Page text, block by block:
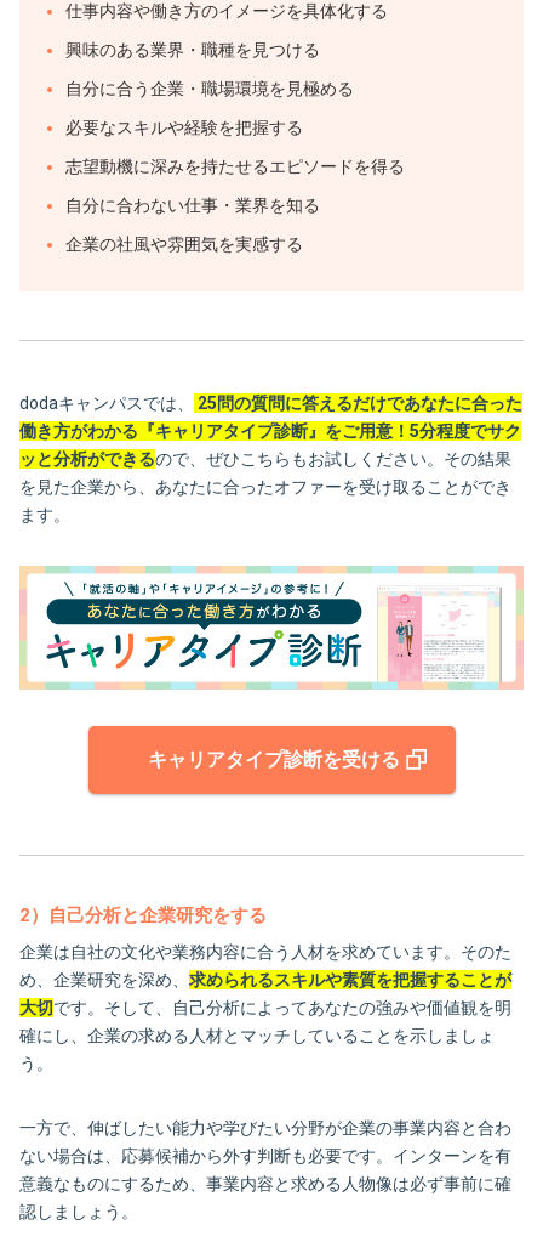
仕事内容や働き方のイメージを具体化する
興味のある業界・職種を見つける
自分に合う企業・職場環境を見極める
必要なスキルや経験を把握する
志望動機に深みを持たせるエピソードを得る
自分に合わない仕事・業界を知る
企業の社風や雰囲気を実感する
dodaキャンパスでは、
25問の質問に答えるだけであなたに合った
働き方がわかる『キャリアタイプ診断』をご用意！5分程度でサク
ッと分析ができるので、ぜひこちらもお試しください。その結果
を見た企業から、あなたに合ったオファーを受け取ることができ
ます。
キャリアタイプ診断を受ける
2）自己分析と企業研究をする
企業は自社の文化や業務内容に合う人材を求めています。そのた
め、企業研究を深め、 求められるスキルや素質を把握することが
大切です。そして、自己分析によってあなたの強みや価値観を明
確にし、企業の求める人材とマッチしていることを示しましょ
う。
一方で、伸ばしたい能力や学びたい分野が企業の事業内容と合わ
ない場合は、応募候補から外す判断も必要です。インターンを有
意義なものにするため、事業内容と求める人物像は必ず事前に確
認しましょう。